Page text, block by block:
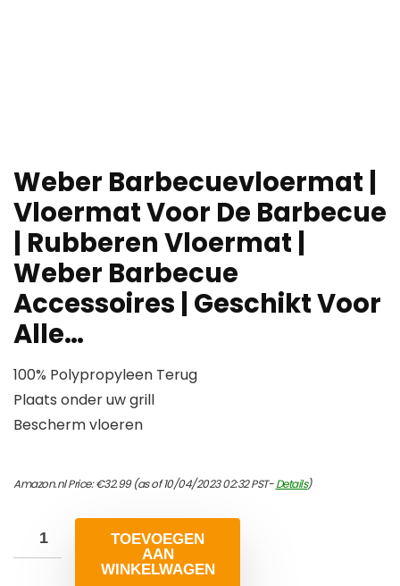
Weber Barbecuevloermat |
Vloermat Voor De Barbecue
| Rubberen Vloermat |
Weber Barbecue
Accessoires | Geschikt Voor
Alle…
100% Polypropyleen Terug
Plaats onder uw grill
Bescherm vloeren
Amazon.nl Price:€32.99(as of 10/04/2023 02:32 PST-Details)
TOEVOEGEN
AAN
WINKELWAGEN